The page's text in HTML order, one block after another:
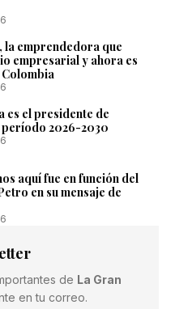
la emprendedora que
empresarial y ahora es
es el presidente de
2026-2030
aquí fue en función del
en su mensaje de
de La Gran
en tu correo.